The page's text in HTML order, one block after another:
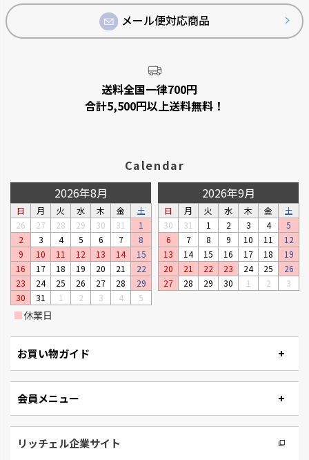
凹凸がなくお手入れしやすい形
ダスポット
使いやすい生活の必需品です。
メール便対応商品
送料全国一律700円
合計5,500円以上送料無料！
Calendar
2026年8月
日 月 火 水 木 金
土
26
27 28 29 30 31
1
2
3 4 5 6 7
8
9
10 11 12 13 14
15
16
17 18 19 20 21
22
23
24 25 26 27 28
29
30
31 1 2 3 4 5
2026年9月
日 月 火 水 木 金
土
30
31 1 2 3 4
5
6
7 8 9 10 11
12
13
14 15 16 17 18
19
20
21 22 23 24 25
26
27
28 29 30 1 2 3
■休業日
お買い物ガイド
会員メニュー
リッチェル企業サイト